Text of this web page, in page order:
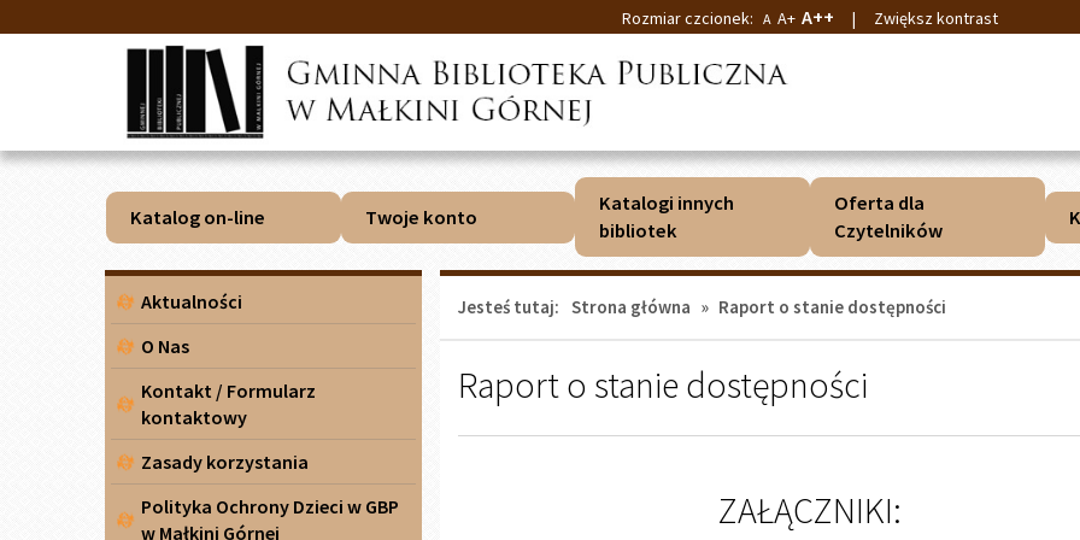
Rozmiar czcionek: A A+ A++ | Zwiększ kontrast
Katalog on-line Twoje konto
Katalogi innych
bibliotek
Oferta dla
Czytelników
Jesteś tutaj: Strona główna » Raport o stanie dostępności
Raport o stanie dostępności
ZAŁĄCZNIKI:
Menu
boczne
Aktualności
O Nas
Kontakt / Formularz
kontaktowy
Zasady korzystania
Polityka Ochrony Dzieci w GBP
w Małkini Górnej